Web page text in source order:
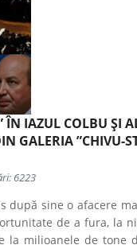
IAZUL COLBU ŞI
GALERIA ”CHIVU-
6223
după sine o afacere
de a fura, la
la milioanele de tone